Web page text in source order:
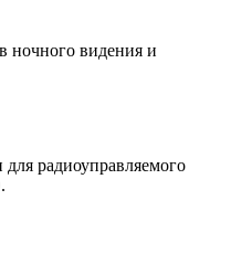
ночного видения и
радиоуправляемого